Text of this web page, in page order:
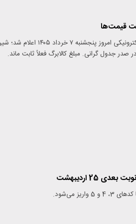
قیمت‌ها
قیمت جدید ۲۰ قلم کالای اساسی مشمول طرح کالابرگ الکترونیکی امروز پنجشنبه ۷ خرداد ۱۴۰۵ اعلام
می‌شود.